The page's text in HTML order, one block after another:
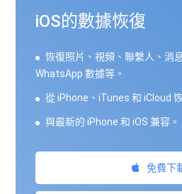
iOS的數據恢復
恢復照片、視頻、聯繫人、消
WhatsApp 數據等。
從 iPhone、iTunes 和 iCloud
與最新的 iPhone 和 iOS 兼容。
免費下